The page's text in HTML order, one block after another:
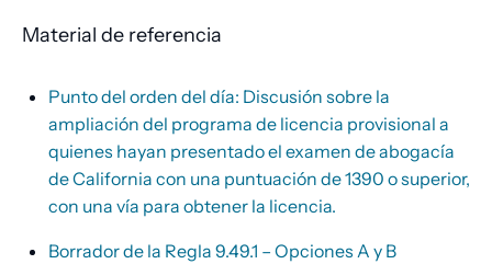
Material de referencia
Punto del orden del día: Discusión sobre la
ampliación del programa de licencia provisional a
quienes hayan presentado el examen de abogacía
de California con una puntuación de 1390 o superior,
con una vía para obtener la licencia.
Borrador de la Regla 9.49.1 – Opciones A y B